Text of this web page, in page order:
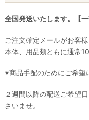
全国発送いたします。【一
ご注文確定メールがお客
本体、用品類ともに通常
※商品手配のためにご希望
２週間以降の配送ご希望
さいませ。